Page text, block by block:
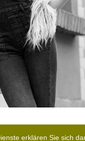
erklären Sie sich